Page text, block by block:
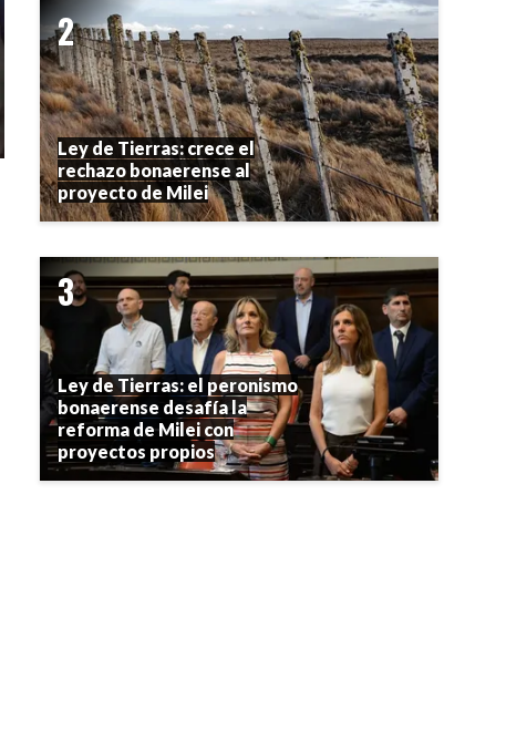
Ley de Tierras: crece el
rechazo bonaerense al
proyecto de Milei
Ley de Tierras: el peronismo
bonaerense desafía la
reforma de Milei con
proyectos propios